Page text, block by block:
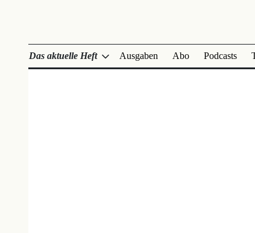
Das aktuelle Heft Ausgaben Abo Podcasts